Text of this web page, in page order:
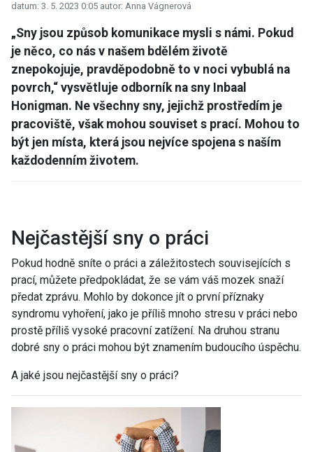
datum: 3. 5. 2023 0:05 autor: Anna Vágnerová
„Sny jsou způsob komunikace mysli s námi. Pokud
je něco, co nás v našem bdělém životě
znepokojuje, pravděpodobně to v noci vybublá na
povrch,“ vysvětluje odborník na sny Inbaal
Honigman. Ne všechny sny, jejichž prostředím je
pracoviště, však mohou souviset s prací. Mohou to
být jen místa, která jsou nejvíce spojena s naším
každodenním životem.
Nejčastější sny o práci
Pokud hodně sníte o práci a záležitostech souvisejících s
prací, můžete předpokládat, že se vám váš mozek snaží
předat zprávu. Mohlo by dokonce jít o první příznaky
syndromu vyhoření, jako je příliš mnoho stresu v práci nebo
prostě příliš vysoké pracovní zatížení. Na druhou stranu
dobré sny o práci mohou být znamením budoucího úspěchu.
A jaké jsou nejčastější sny o práci?